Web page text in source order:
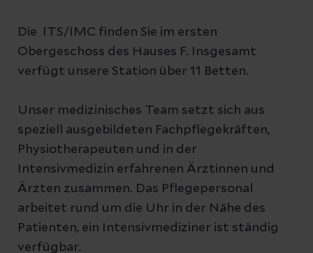
Die ITS/IMC finden Sie im ersten
Obergeschoss des Hauses F. Insgesamt
verfügt unsere Station über 11 Betten.
Unser medizinisches Team setzt sich aus
speziell ausgebildeten Fachpflegekräften,
Physiotherapeuten und in der
Intensivmedizin erfahrenen Ärztinnen und
Ärzten zusammen. Das Pflegepersonal
arbeitet rund um die Uhr in der Nähe des
Patienten, ein Intensivmediziner ist ständig
verfügbar.